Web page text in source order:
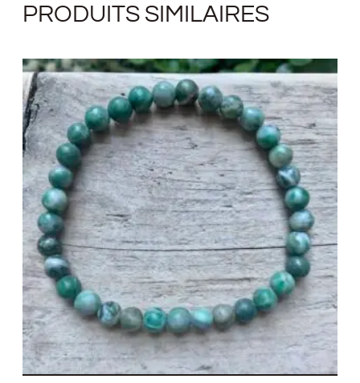
PRODUITS SIMILAIRES